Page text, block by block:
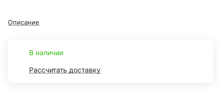
Описание
В наличии
Рассчитать доставку